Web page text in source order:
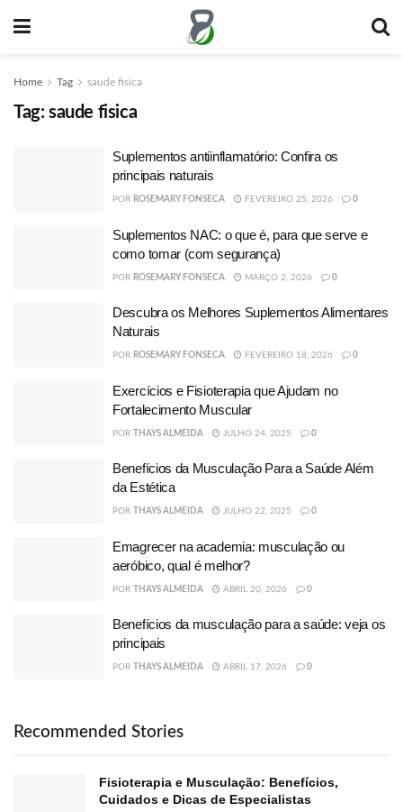
Home Tag saude fisica
Tag: saude fisica
Suplementos antiinflamatório: Confira os
principais naturais
POR ROSEMARY FONSECA FEVEREIRO 25, 2026 0
Suplementos NAC: o que é, para que serve e
como tomar (com segurança)
POR ROSEMARY FONSECA MARÇO 2, 2026 0
Descubra os Melhores Suplementos Alimentares
Naturais
POR ROSEMARY FONSECA FEVEREIRO 18, 2026 0
Exercícios e Fisioterapia que Ajudam no
Fortalecimento Muscular
POR THAYS ALMEIDA JULHO 24, 2025 0
Benefícios da Musculação Para a Saúde Além
da Estética
POR THAYS ALMEIDA JULHO 22, 2025 0
Emagrecer na academia: musculação ou
aeróbico, qual é melhor?
POR THAYS ALMEIDA ABRIL 20, 2026 0
Benefícios da musculação para a saúde: veja os
principais
POR THAYS ALMEIDA ABRIL 17, 2026 0
Recommended Stories
Fisioterapia e Musculação: Benefícios,
Cuidados e Dicas de Especialistas